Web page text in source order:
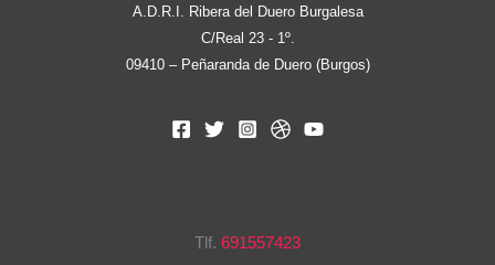
A.D.R.I. Ribera del Duero Burgalesa
C/Real 23 - 1º.
09410 – Peñaranda de Duero (Burgos)
Tlf. 691557423